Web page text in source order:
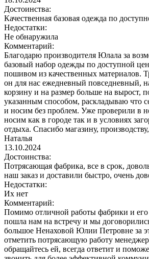
Достоинства:
Качественная базовая одежда по
Недостатки:
Не обнаружила
Комментарий:
Благодарю производителя Юлала за
базовый набор одежды по доступной
пошивом из качественных материалов.
он для нас ежедневный повседневный,
корзину и на размер больше на вырост,
указанным способом, раскладываю что
и носим без проблем. Уже проверили в
носим как в городе так и в условиях
отдыха. Спасибо магазину,
Наталья
13.10.2024
Достоинства:
Потрясающая фабрика, все в срок,
наш заказ и доставили быстро, очень
Недостатки:
Их нет
Комментарий:
Помимо отличной работы фабрики и его
пошла нам на встречу и мы
большое Ненаховой Юлии Петровне за
отметить потрясающую работу
обращайтесь ей, всегда ответит и